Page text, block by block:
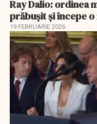
Ray Dalio: ordinea
prăbușit și începe
19 FEBRUARIE 2026